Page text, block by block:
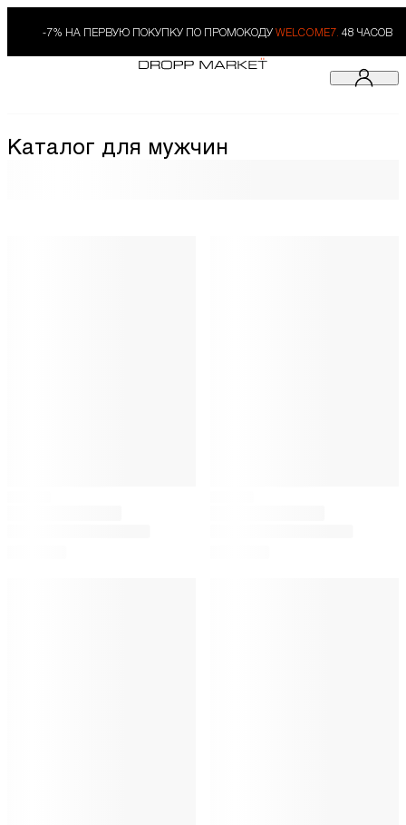
-7% НА ПЕРВУЮ ПОКУПКУ ПО ПРОМОКОДУ WELCOME7. 48 ЧАСОВ
Каталог для мужчин